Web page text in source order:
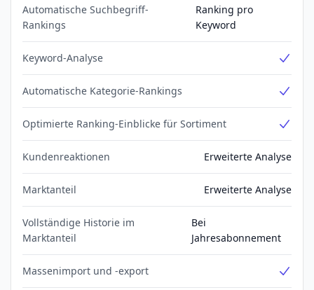
Automatische Suchbegriff-
Rankings
Ranking pro
Keyword
Keyword-Analyse
Automatische Kategorie-Rankings
Optimierte Ranking-Einblicke für Sortiment
Kundenreaktionen Erweiterte Analyse
Marktanteil Erweiterte Analyse
Vollständige Historie im
Marktanteil
Bei
Jahresabonnement
Massenimport und -export